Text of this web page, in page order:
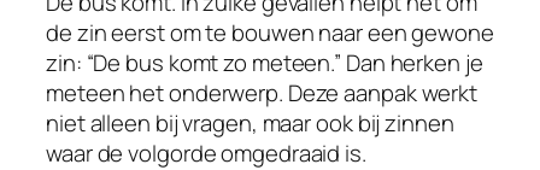
de zin eerst om te bouwen naar een gewone
zin: “De bus komt zo meteen.” Dan herken je
meteen het onderwerp. Deze aanpak werkt
niet alleen bij vragen, maar ook bij zinnen
waar de volgorde omgedraaid is.